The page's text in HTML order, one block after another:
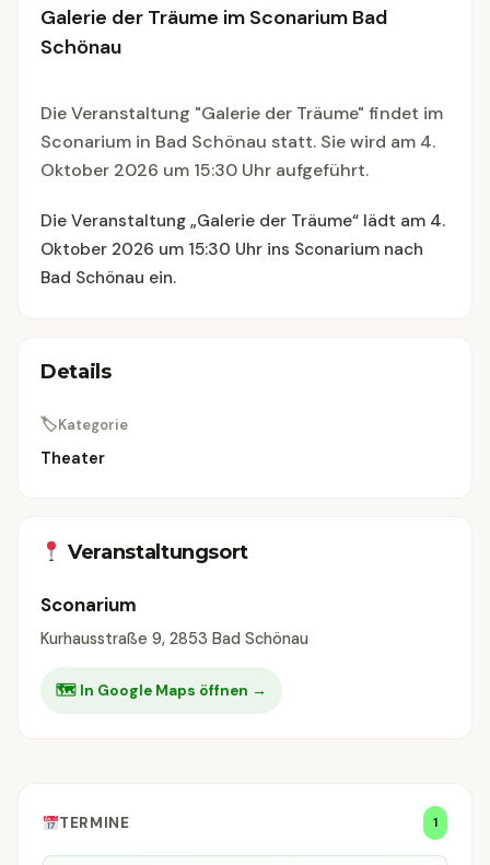
Galerie der Träume im Sconarium Bad
Schönau
Die Veranstaltung "Galerie der Träume" findet im
Sconarium in Bad Schönau statt. Sie wird am 4.
Oktober 2026 um 15:30 Uhr aufgeführt.
Die Veranstaltung „Galerie der Träume“ lädt am 4.
Oktober 2026 um 15:30 Uhr ins Sconarium nach
Bad Schönau ein.
Details
🏷Kategorie
Theater
Veranstaltungsort
Sconarium
Kurhausstraße 9, 2853 Bad Schönau
🗺 In Google Maps öffnen →
TERMINE 1